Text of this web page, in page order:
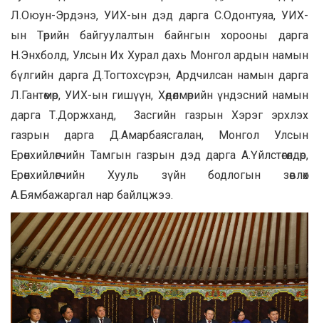
Л.Оюун-Эрдэнэ, УИХ-ын дэд дарга С.Одонтуяа, УИХ-
ын Төрийн байгуулалтын байнгын хорооны дарга
Н.Энхболд, Улсын Их Хурал дахь Монгол ардын намын
бүлгийн дарга Д.Тогтохсүрэн, Ардчилсан намын дарга
Л.Гантөмөр, УИХ-ын гишүүн, Хөдөлмөрийн үндэсний намын
дарга Т.Доржханд, Засгийн газрын Хэрэг эрхлэх
газрын дарга Д.Амарбаясгалан, Монгол Улсын
Ерөнхийлөгчийн Тамгын газрын дэд дарга А.Үйлстөгөлдөр,
Ерөнхийлөгчийн Хууль зүйн бодлогын зөвлөх
А.Бямбажаргал нар байлцжээ.